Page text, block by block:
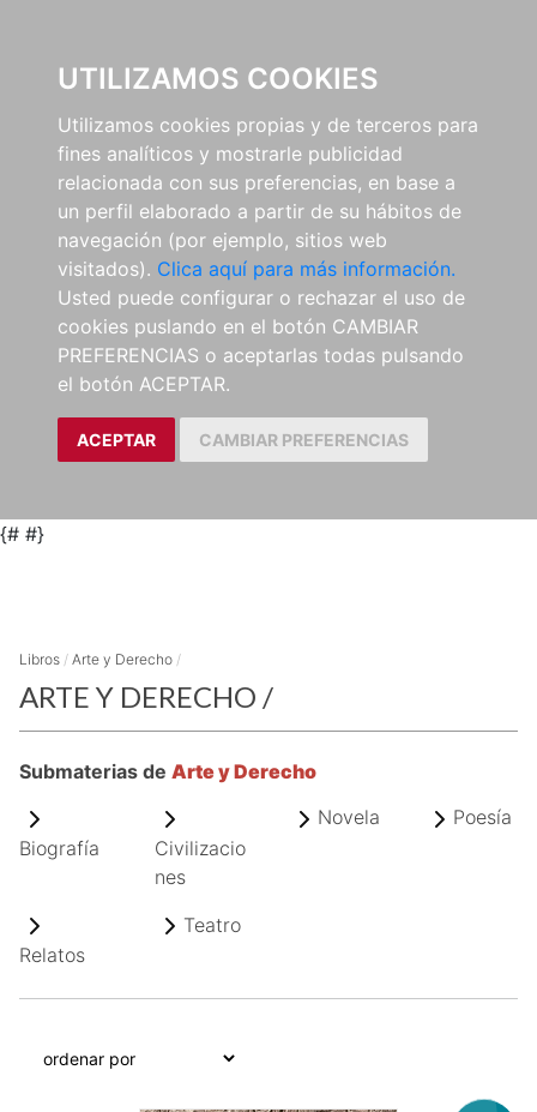
UTILIZAMOS COOKIES
Utilizamos cookies propias y de terceros para
fines analíticos y mostrarle publicidad
relacionada con sus preferencias, en base a
un perfil elaborado a partir de su hábitos de
navegación (por ejemplo, sitios web
visitados). Clica aquí para más información.
Usted puede configurar o rechazar el uso de
cookies puslando en el botón CAMBIAR
PREFERENCIAS o aceptarlas todas pulsando
el botón ACEPTAR.
ACEPTAR CAMBIAR PREFERENCIAS
{# #}
Libros / Arte y Derecho /
ARTE Y DERECHO /
Submaterias de Arte y Derecho
Biografía
Civilizacio
nes
Novela Poesía
Relatos
Teatro